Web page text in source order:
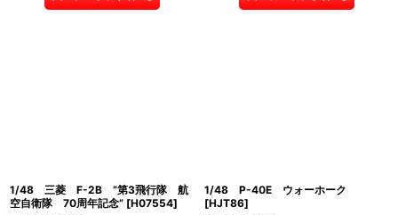
1/48 三菱 F-2B ”第3飛行隊 航
空自衛隊 70周年記念” [H07554]
1/48 P-40E ウォーホーク
[HJT86]